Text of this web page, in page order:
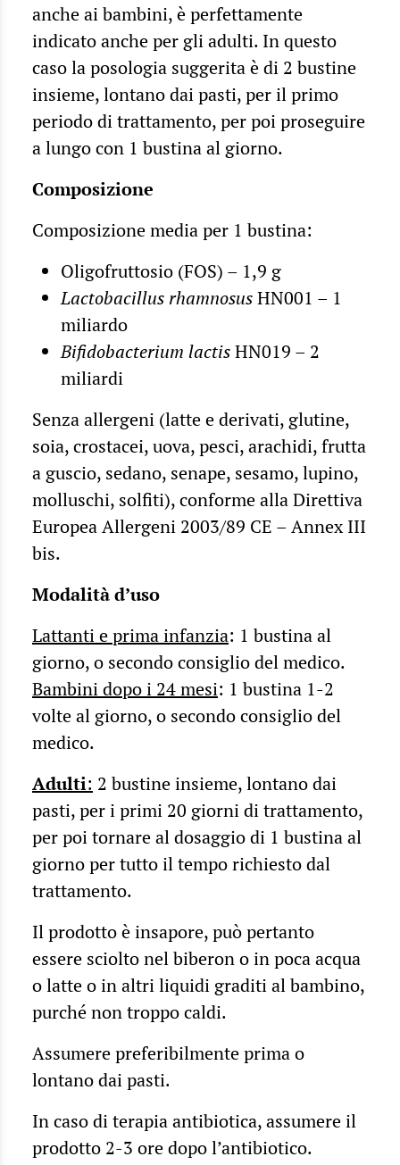
anche ai bambini, è perfettamente
indicato anche per gli adulti. In questo
caso la posologia suggerita è di 2 bustine
insieme, lontano dai pasti, per il primo
periodo di trattamento, per poi proseguire
a lungo con 1 bustina al giorno.
Composizione
Composizione media per 1 bustina:
Oligofruttosio (FOS) – 1,9 g
Lactobacillus rhamnosusHN001 – 1
miliardo
Bifidobacterium lactisHN019 – 2
miliardi
Senza allergeni (latte e derivati, glutine,
soia, crostacei, uova, pesci, arachidi, frutta
a guscio, sedano, senape, sesamo, lupino,
molluschi, solfiti), conforme alla Direttiva
Europea Allergeni 2003/89 CE – Annex III
bis.
Modalità d’uso
Lattanti e prima infanzia: 1 bustina al
giorno, o secondo consiglio del medico.
Bambini dopo i 24 mesi: 1 bustina 1-2
volte al giorno, o secondo consiglio del
medico.
Adulti: 2 bustine insieme, lontano dai
pasti, per i primi 20 giorni di trattamento,
per poi tornare al dosaggio di 1 bustina al
giorno per tutto il tempo richiesto dal
trattamento.
Il prodotto è insapore, può pertanto
essere sciolto nel biberon o in poca acqua
o latte o in altri liquidi graditi al bambino,
purché non troppo caldi.
Assumere preferibilmente prima o
lontano dai pasti.
In caso di terapia antibiotica, assumere il
prodotto 2-3 ore dopo l’antibiotico.